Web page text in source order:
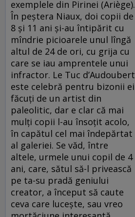
exemplele din Pirinei (Ariège).
În peștera Niaux, doi copii de
8 și 11 ani și-au întipărit cu
mîndrie picioarele unul lîngă
altul de 24 de ori, cu grija cu
care se iau amprentele unui
infractor. Le Tuc d’Audoubert
este celebră pentru bizonii ei
făcuți de un artist din
paleolitic, dar e clar că mai
mulți copii l-au însoțit acolo,
în capătul cel mai îndepărtat
al galeriei. Se văd, între
altele, urmele unui copil de 4
ani, care, sătul să-l privească
pe ta-su pradă geniului
creator, a început să caute
ceva care lucește, sau vreo